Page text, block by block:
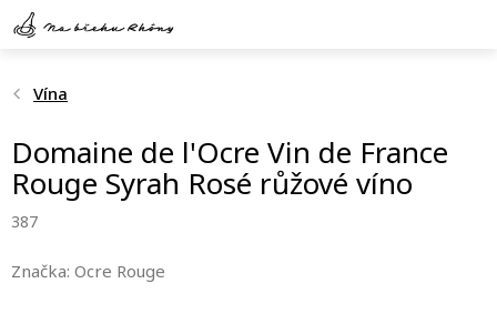
Přejít
na
Vína
Domaine de l'Ocre Vin de France
Rouge Syrah Rosé růžové víno
387
Značka: Ocre Rouge